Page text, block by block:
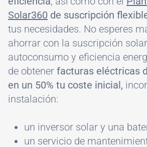
Solar360 de suscripción
tus necesidades. No esperes
ahorrar con la suscripción
autoconsumo y eficiencia
de obtener facturas eléctricas
en un 50% tu coste inicial,
instalación:
un inversor solar y una
un servicio de